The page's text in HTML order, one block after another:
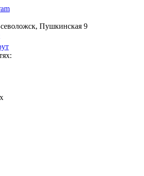
Пушкинская 9